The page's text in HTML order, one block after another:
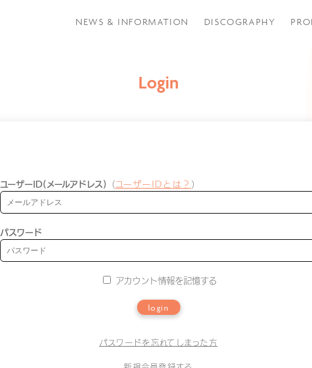
NEWS & INFORMATION DISCOGRAPHY
Login
ユーザーID(メールアドレス) （ ユーザーIDとは？ ）
パスワード
アカウント情報を記憶する
login
パスワードを忘れてしまった方